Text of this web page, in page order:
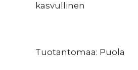
kasvullinen
Tuotantomaa: Puola